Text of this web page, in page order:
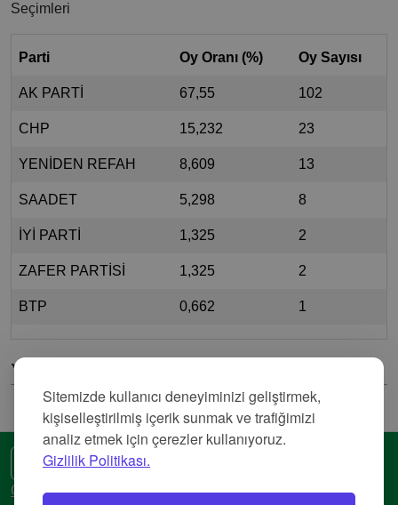
Sitemizde kullanıcı deneyiminizi geliştirmek,
kişiselleştirilmiş içerik sunmak ve trafiğimizi
analiz etmek için çerezler kullanıyoruz.
Gizlilik Politikası.
Seçimleri
Parti Oy Oranı (%) Oy Sayısı
AK PARTİ 67,55 102
CHP 15,232 23
YENİDEN REFAH 8,609 13
SAADET 5,298 8
İYİ PARTİ 1,325 2
ZAFER PARTİSİ 1,325 2
BTP 0,662 1
Yorumlar
🌍 Başka bir dil
Gizlilik Politikası